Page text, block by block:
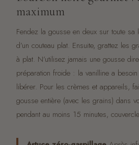
maximum
Fendez la gousse en deux sur toute sa
d’un couteau plat. Ensuite, grattez les
à plat. N’utilisez jamais une gousse
préparation froide : la vanilline a
libérer. Pour les crèmes et appareils,
gousse entière (avec les grains) dans
pendant au moins 15 minutes,